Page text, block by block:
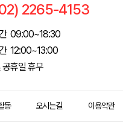
2265-4153
09:00~18:30
12:00~13:00
공휴일 휴무
동 오시는길 이용약관